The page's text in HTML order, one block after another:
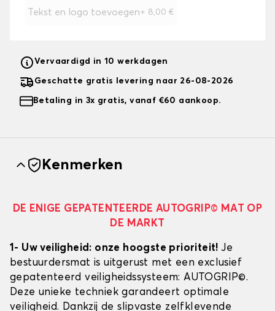
Tekst en logo toevoegen+ 8,00 €
Vervaardigd in 10 werkdagen
Geschatte gratis levering naar 26-08-2026
Betaling in 3x gratis, vanaf €60 aankoop.
Kenmerken
DE ENIGE GEPATENTEERDE AUTOGRIP© MAT OP
DE MARKT
1- Uw veiligheid: onze hoogste prioriteit!Je
bestuurdersmat is uitgerust met een exclusief
gepatenteerd veiligheidssysteem: AUTOGRIP©.
Deze unieke techniek garandeert optimale
veiligheid. Dankzij de slipvaste zelfklevende